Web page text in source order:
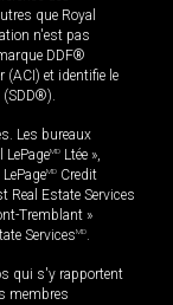
que Royal
n'est pas
DDF®
(ACI) et identifie le
(SDD®).
Les bureaux
MD Ltée »,
LePageMD Credit
Real Estate Services
Tremblant »
ServicesMD.
qui s'y rapportent
membres